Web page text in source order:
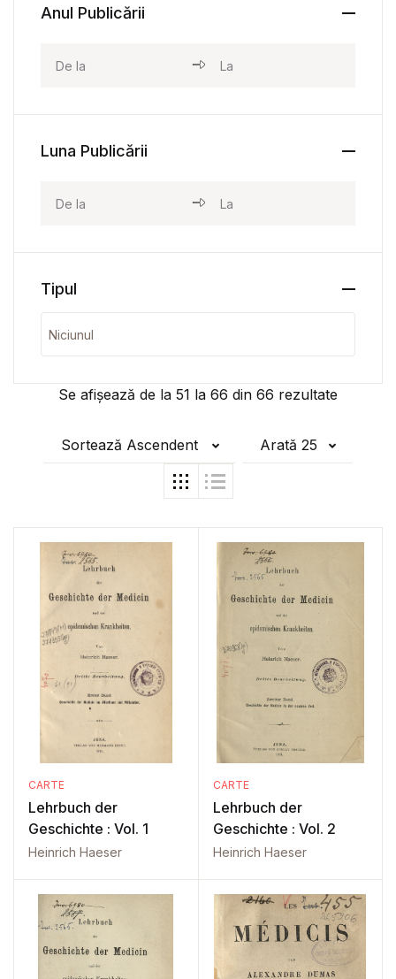
Se afișează de la 51 la 66 din 66 rezultate
Sortează Ascendent Arată 25
CARTE
Lehrbuch der
Geschichte : Vol. 1
Heinrich Haeser
CARTE
Lehrbuch der
Geschichte : Vol. 2
Heinrich Haeser
Anul Publicării
Luna Publicării
Tipul